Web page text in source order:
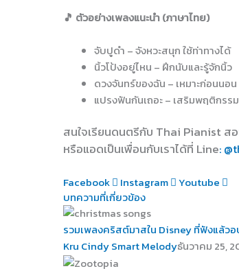
🎵 ตัวอย่างเพลงแนะนำ (ภาษาไทย)
จับปูดำ – จังหวะสนุก ใช้ท่าทางได้
นิ้วโป้งอยู่ไหน – ฝึกนับและรู้จักนิ้ว
ดวงจันทร์ของฉัน – เหมาะก่อนนอน
แปรงฟันกันเถอะ – เสริมพฤติกร
สนใจเรียนดนตรีกับ Thai Pianist ส
หรือแอดเป็นเพื่อนกับเราได้ที่ Line:
Facebook Instagram
Youtube
บทความที่เกี่ยวข้อง
รวมเพลงคริสต์มาสใน Disney ที่ฟังแล้ว
Kru Cindy Smart Melodyธันวาคม 25,